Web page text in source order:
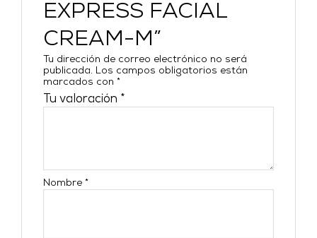
EXPRESS FACIAL
CREAM-M”
Tu dirección de correo electrónico no será
publicada. Los campos obligatorios están
marcados con*
Tu valoración *
Nombre*